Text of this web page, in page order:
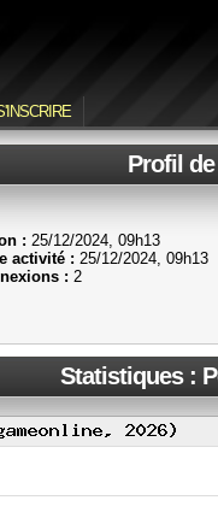
Profil de
: 25/12/2024, 09h13
activité : 25/12/2024, 09h13
: 2
Statistiques :